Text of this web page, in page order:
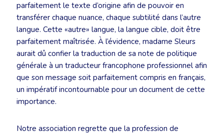
parfaitement le texte d’origine afin de pouvoir en
transférer chaque nuance, chaque subtilité dans l’autre
langue. Cette «autre» langue, la langue cible, doit être
parfaitement maîtrisée. À l’évidence, madame Sleurs
aurait dû confier la traduction de sa note de politique
générale à un traducteur francophone professionnel afin
que son message soit parfaitement compris en français,
un impératif incontournable pour un document de cette
importance.
Notre association regrette que la profession de